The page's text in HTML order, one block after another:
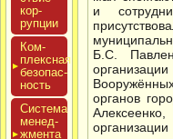
кор­
рупции
Ком­
плексная
бе­зопас­
ность
Сис­те­ма
ме­нед­
жмен­та
и
Б.С.
органов